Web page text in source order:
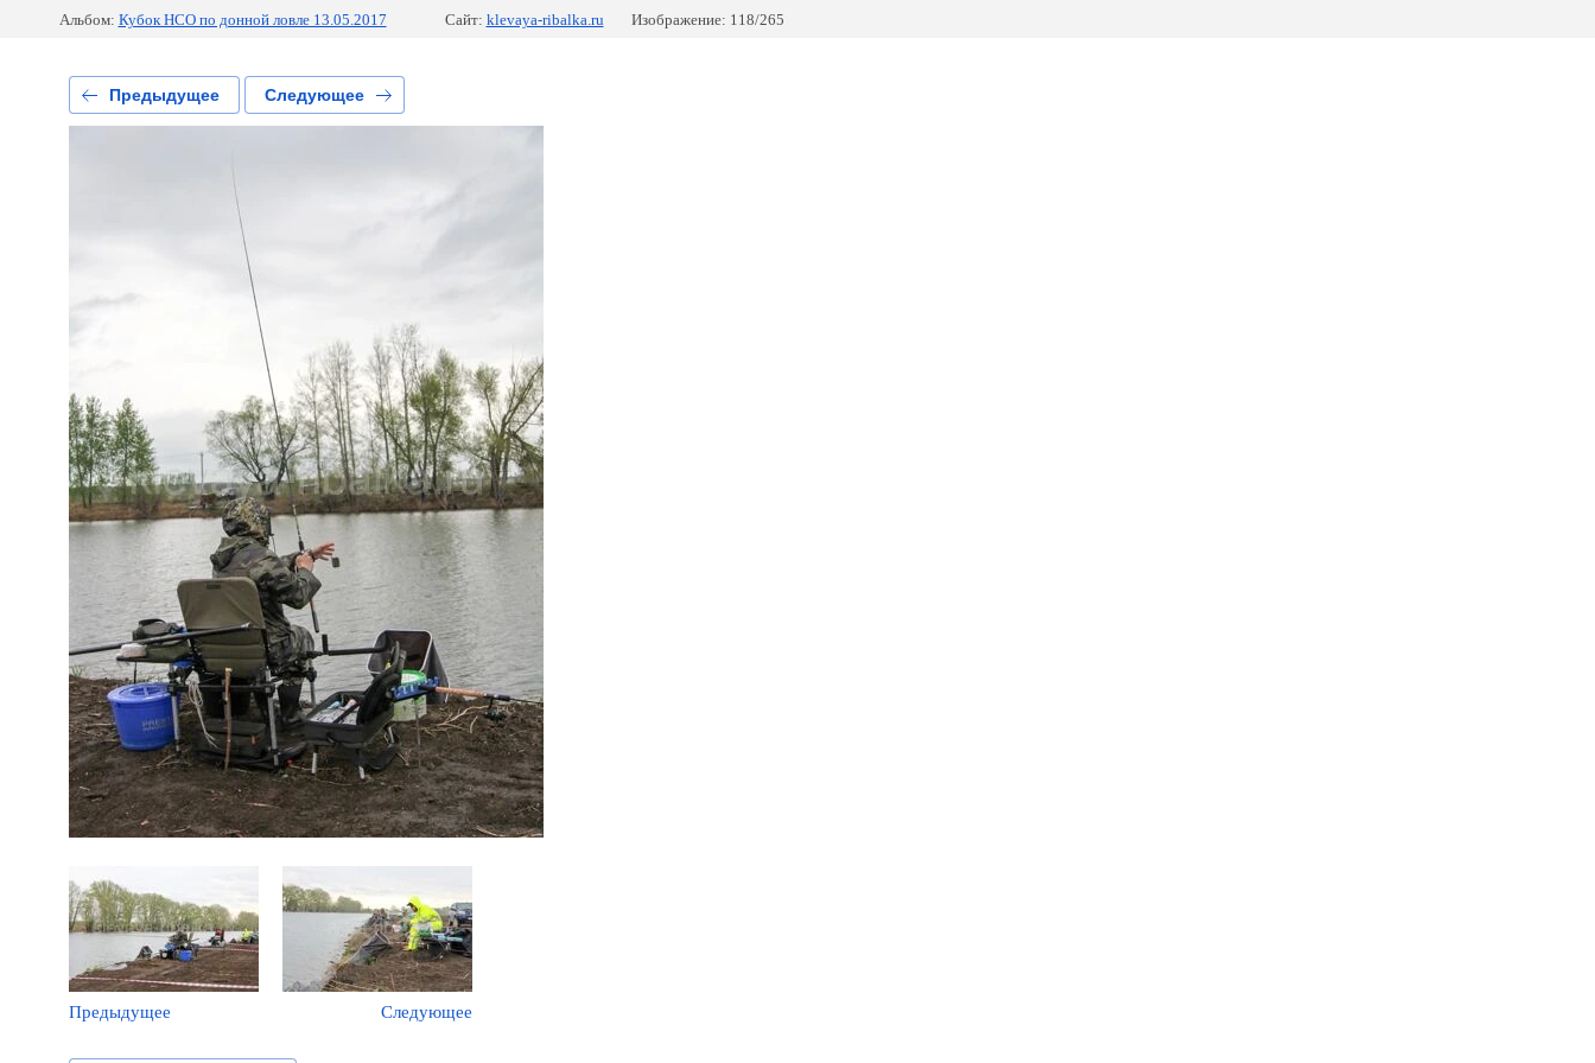
Альбом: Кубок НСО по донной ловле 13.05.2017 Сайт: klevaya-ribalka.ru Изображение: 118/265
Предыдущее Следующее
Предыдущее Следующее